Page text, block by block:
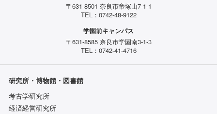
〒631-8501 奈良市帝塚山7-1-1
TEL：0742-48-9122
学園前キャンパス
〒631-8585 奈良市学園南3-1-3
TEL：0742-41-4716
研究所・博物館・図書館
考古学研究所
経済経営研究所